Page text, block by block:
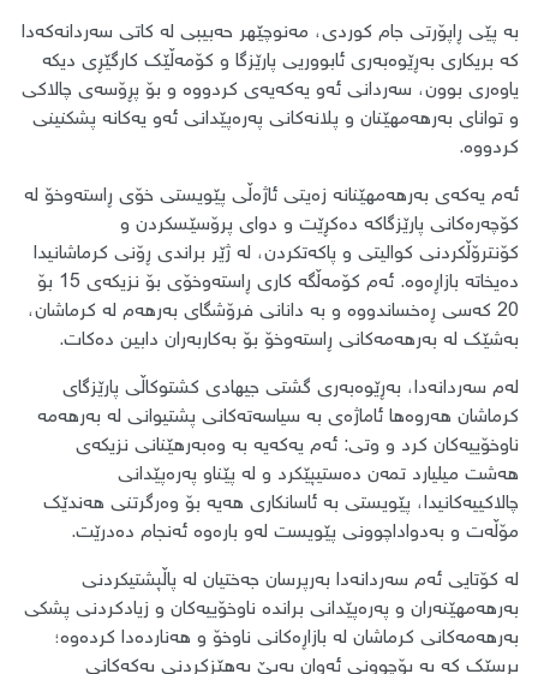
بە پێی ڕاپۆرتی جام کوردی، مەنوچێهر حەبیبی لە کاتی سەردانەکەدا
کە بریکاری بەڕێوەبەری ئابووریی پارێزگا و کۆمەڵێک کارگێڕی دیکە
یاوەری بوون، سەردانی ئەو یەکەیەی کردووە و بۆ پڕۆسەی چالاکی
و توانای بەرهەمهێنان و پلانەکانی پەرەپێدانی ئەو یەکانە پشکنینی
کردووە.
ئەم یەکەی بەرهەمهێنانە زەیتی ئاژەڵی پێویستی خۆی ڕاستەوخۆ لە
کۆچەرەکانی پارێزگاکە دەکڕێت و دوای پرۆسێسکردن و
کۆنترۆڵکردنی کوالیتی و پاکەتکردن، لە ژێر براندی ڕۆنی کرماشانیدا
دەیخاتە بازاڕەوە. ئەم کۆمەڵگە کاری ڕاستەوخۆی بۆ نزیکەی 15 بۆ
20 کەسی ڕەخساندووە و بە دانانی فرۆشگای بەرهەم لە کرماشان،
بەشێک لە بەرهەمەکانی ڕاستەوخۆ بۆ بەکاربەران دابین دەکات.
لەم سەردانەدا، بەڕێوەبەری گشتی جیهادی کشتوکاڵی پارێزگای
کرماشان هەروەها ئاماژەی بە سیاسەتەکانی پشتیوانی لە بەرهەمە
ناوخۆییەکان کرد و وتی: ئەم یەکەیە بە وەبەرهێنانی نزیکەی
هەشت میلیارد تمەن دەستیپێکرد و لە پێناو پەرەپێدانی
چالاکییەکانیدا، پێویستی بە ئاسانکاری هەیە بۆ وەرگرتنی هەندێک
مۆڵەت و بەدواداچوونی پێویست لەو بارەوە ئەنجام دەدرێت.
لە کۆتایی ئەم سەردانەدا بەرپرسان جەختیان لە پاڵپشتیکردنی
بەرهەمهێنەران و پەرەپێدانی براندە ناوخۆییەکان و زیادکردنی پشکی
بەرهەمەکانی کرماشان لە بازاڕەکانی ناوخۆ و هەناردەدا کردەوە؛
پرسێک کە بە بۆچوونی ئەوان بەبێ بەهێزکردنی یەکەکانی